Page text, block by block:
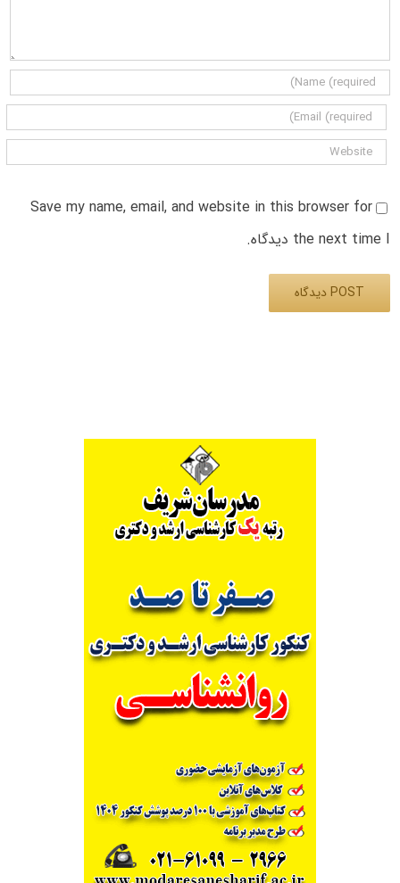
Save my name, email, and website in this browser for
the next time I دیدگاه.